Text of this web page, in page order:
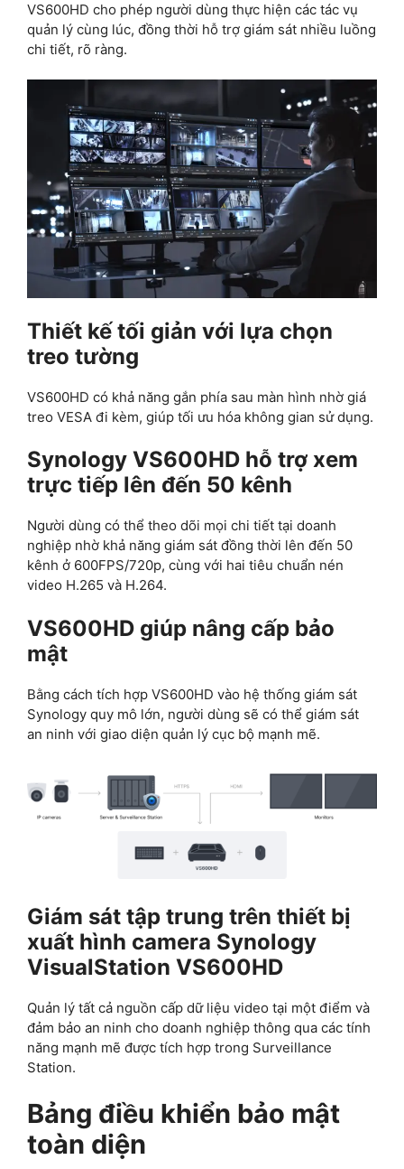
VS600HD cho phép người dùng thực hiện các tác vụ
quản lý cùng lúc, đồng thời hỗ trợ giám sát nhiều luồng
chi tiết, rõ ràng.
Thiết kế tối giản với lựa chọn
treo tường
VS600HD có khả năng gắn phía sau màn hình nhờ giá
treo VESA đi kèm, giúp tối ưu hóa không gian sử dụng.
Synology VS600HD hỗ trợ xem
trực tiếp lên đến 50 kênh
Người dùng có thể theo dõi mọi chi tiết tại doanh
nghiệp nhờ khả năng giám sát đồng thời lên đến 50
kênh ở 600FPS/720p, cùng với hai tiêu chuẩn nén
video H.265 và H.264.
VS600HD giúp nâng cấp bảo
mật
Bằng cách tích hợp VS600HD vào hệ thống giám sát
Synology quy mô lớn, người dùng sẽ có thể giám sát
an ninh với giao diện quản lý cục bộ mạnh mẽ.
Giám sát tập trung trên thiết bị
xuất hình camera Synology
VisualStation VS600HD
Quản lý tất cả nguồn cấp dữ liệu video tại một điểm và
đảm bảo an ninh cho doanh nghiệp thông qua các tính
năng mạnh mẽ được tích hợp trong Surveillance
Station.
Bảng điều khiển bảo mật
toàn diện